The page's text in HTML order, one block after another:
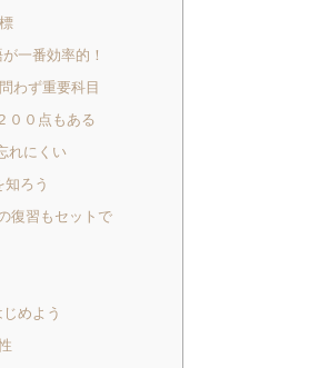
一番効率的！
わず重要科目
００点もある
れにくい
ろう
復習もセットで
めよう